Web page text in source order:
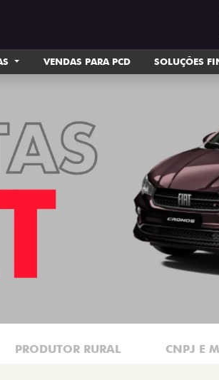
VENDAS PARA PCD SOLUÇÕES
PRODUTOR RURAL CNPJ E